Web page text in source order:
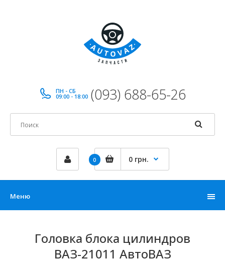
ПН - СБ
09:00 - 18:00 (093) 688-65-26
0 0 грн.
Меню
Головка блока цилиндров
ВАЗ-21011 АвтоВАЗ